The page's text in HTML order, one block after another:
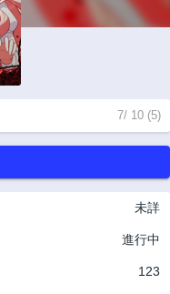
7/ 10 (5)
未詳
進行中
123